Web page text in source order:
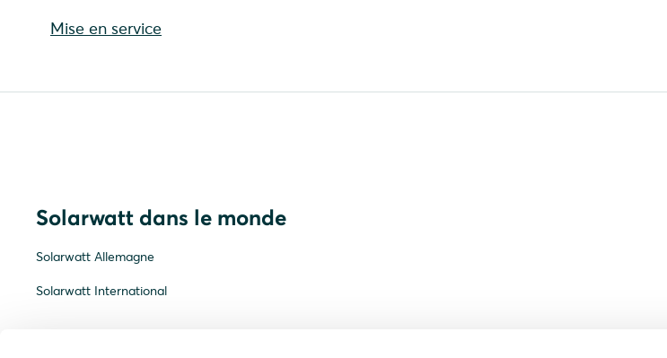
Mise en service
Solarwatt dans le monde
Solarwatt Allemagne
Solarwatt International